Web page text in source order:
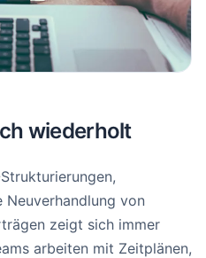
wiederholt
Neuverhandlung von
zeigt sich immer
arbeiten mit Zeitplänen,